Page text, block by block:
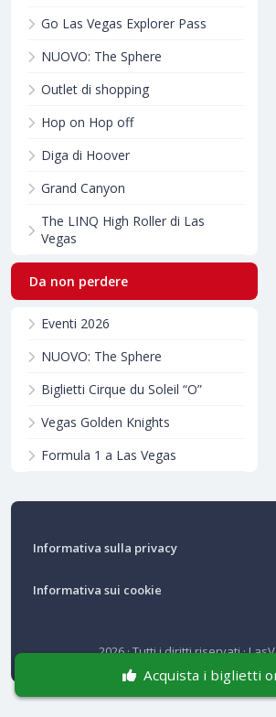
Acquista i biglietti
Go Las Vegas Explorer Pass
NUOVO: The Sphere
Outlet di shopping
Hop on Hop off
Diga di Hoover
Grand Canyon
The LINQ High Roller di Las
Vegas
Da non perdere
Eventi 2026
NUOVO: The Sphere
Biglietti Cirque du Soleil “O”
Vegas Golden Knights
Formula 1 a Las Vegas
Informativa sulla privacy
Informativa sui cookie
2026 · Tutti i diritti riservati ·